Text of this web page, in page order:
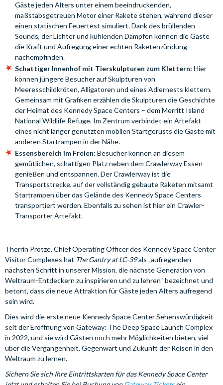
Gäste jeden Alters unter einem beeindruckenden,
maßstabsgetreuen Motor einer Rakete stehen, während dieser
einen statischen Feuertest simuliert. Dank des brüllenden
Sounds, der Lichter und kühlenden Dämpfen können die Gäste
die Kraft und Aufregung einer echten Raketenzündung
nachempfinden.
Schattiger Innenhof mit Tierskulpturen zum Klettern: Hier
können jüngere Besucher auf Skulpturen von
Meeresschildkröten, Alligatoren und eines Adlernests klettern.
Gemeinsam mit Grafiken erzählen die Skulpturen die Geschichte
der Heimat des Kennedy Space Centers – dem Merritt Island
National Wildlife Refuge. Im Zentrum verbindet ein Artefakt
eines nicht länger genutzten mobilen Startgerüsts die Gäste mit
anderen Startrampen in der Nähe.
Essensbereich im Freien: Besucher können an diesem
gemütlichen, schattigen Platz neben dem Crawlerway Essen
genießen und entspannen. Der Crawlerway ist die
Transportstrecke, auf der vollständig gebaute Raketen mitsamt
Startrampen über das Gelände des Kennedy Space Centers
transportiert werden. Ebenfalls zu sehen ist hier ein Crawler-
Transporter Artefakt.
Therrin Protze, Chief Operating Officer des Kennedy Space Center
Visitor Complexes hat The Gantry at LC-39als „aufregenden
nächsten Schritt in unserer Mission, die nächste Generation von
Weltraum-Entdeckern zu inspirieren und zu lehren“ bezeichnet und
betont, dass die neue Attraktion für Gäste jeden Alters aufregend
sein wird.
Dies wird die erste neue Kennedy Space Center Sehenswürdigkeit
seit der Eröffnung von Gateway: The Deep Space Launch Complex
in 2022, und sie wird Gästen noch mehr Möglichkeiten bieten, viel
über die Vergangenheit, Gegenwart und Zukunft der Reisen in den
Weltraum zu lernen.
Sichern Sie sich Ihre Eintrittskarten für das Kennedy Space Center